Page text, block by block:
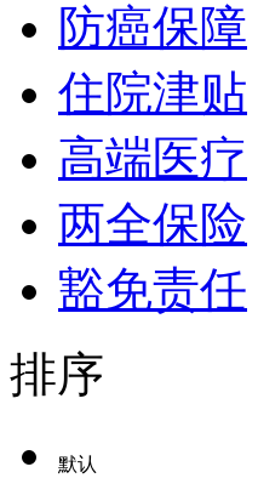
防癌保障
住院津贴
高端医疗
两全保险
豁免责任
排序
默认